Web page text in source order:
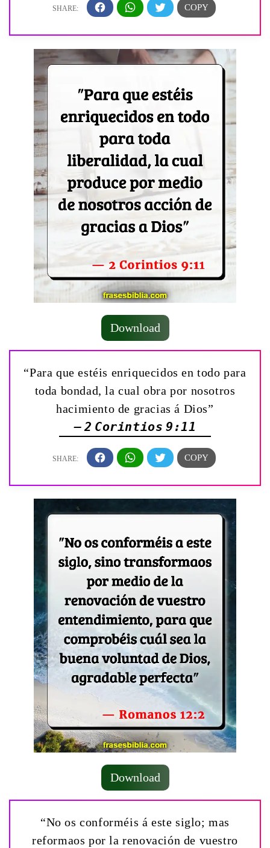
Download
“Para que estéis enriquecidos en todo para
toda bondad, la cual obra por nosotros
hacimiento de gracias á Dios”
— 2 Corintios 9:11
Download
“No os conforméis á este siglo; mas
reformaos por la renovación de vuestro